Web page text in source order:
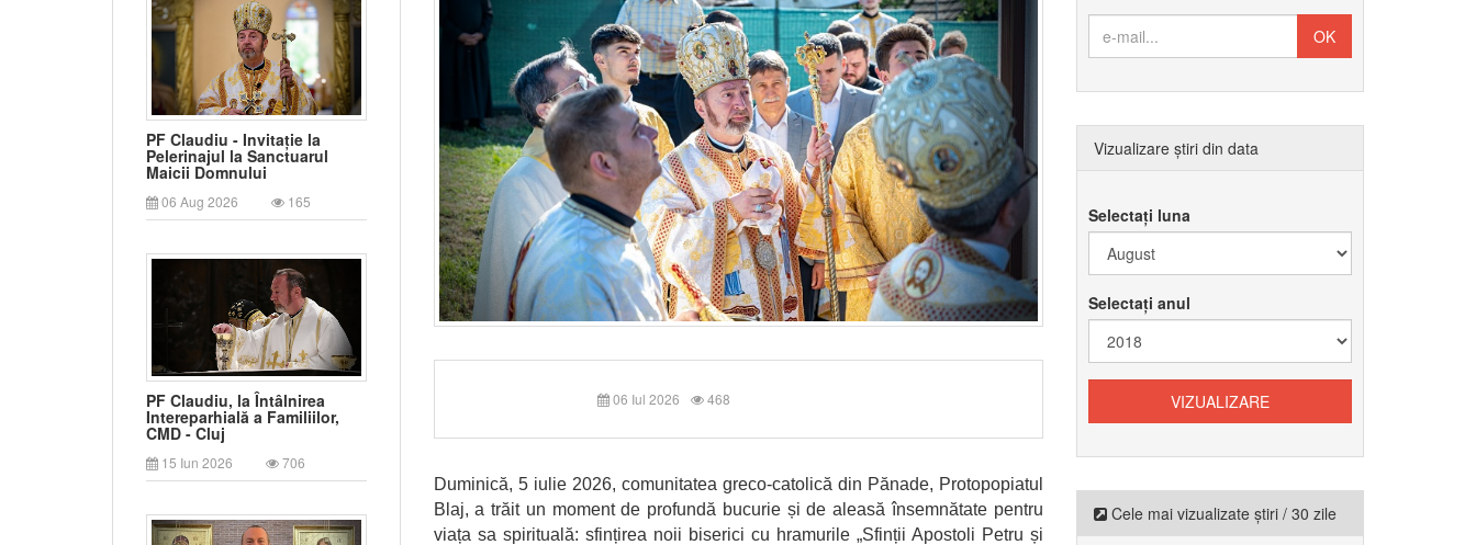
PF Claudiu - Invitație la
Pelerinajul la Sanctuarul
Maicii Domnului
06 Aug 2026 165
PF Claudiu, la Întâlnirea
Intereparhială a Familiilor,
CMD - Cluj
15 Iun 2026 706
06 Iul 2026 468
Duminică, 5 iulie 2026, comunitatea greco-catolică din Pănade, Protopopiatul
Blaj, a trăit un moment de profundă bucurie și de aleasă însemnătate pentru
viața sa spirituală: sfințirea noii biserici cu hramurile „Sfinții Apostoli Petru și
Vizualizare știri din data
Selectați luna
Selectați anul
Cele mai vizualizate știri / 30 zile